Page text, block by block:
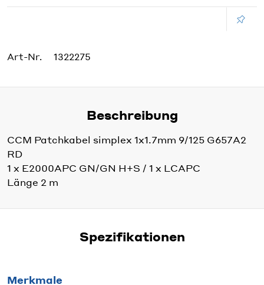
Art-Nr. 1322275
Beschreibung
CCM Patchkabel simplex 1x1.7mm 9/125 G657A2
RD
1 x E2000APC GN/GN H+S / 1 x LCAPC
Länge 2 m
Spezifikationen
Merkmale